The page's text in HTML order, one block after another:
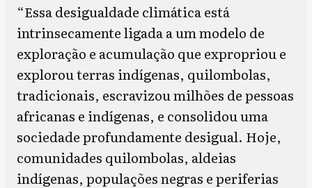
“Essa desigualdade climática está
intrinsecamente ligada a um modelo de
exploração e acumulação que expropriou e
explorou terras indígenas, quilombolas,
tradicionais, escravizou milhões de pessoas
africanas e indígenas, e consolidou uma
sociedade profundamente desigual. Hoje,
comunidades quilombolas, aldeias
indígenas, populações negras e periferias